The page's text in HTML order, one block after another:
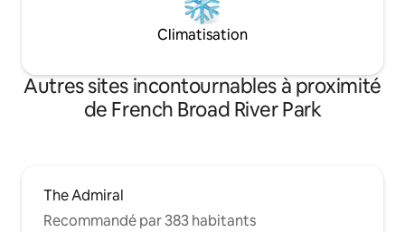
Climatisation
Autres sites incontournables à proximité
de French Broad River Park
The Admiral
Recommandé par 383 habitants